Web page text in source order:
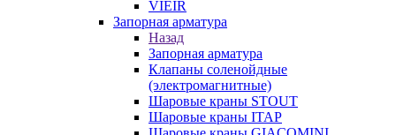
VIEIR
Запорная арматура
Назад
Запорная арматура
Клапаны соленойдные
(электромагнитные)
Шаровые краны STOUT
Шаровые краны ITAP